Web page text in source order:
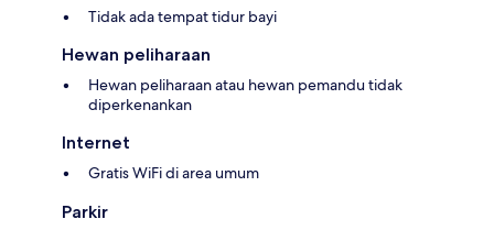
Tidak ada tempat tidur bayi
Hewan peliharaan
Hewan peliharaan atau hewan pemandu tidak
diperkenankan
Internet
Gratis WiFi di area umum
Parkir